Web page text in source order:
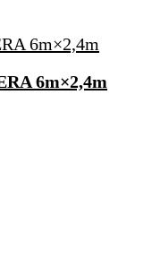
6m×2,4m